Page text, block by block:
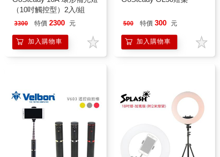
（10吋觸控型）2入/組
3300 特價 2300 元
加入購物車
500 特價 300 元
加入購物車